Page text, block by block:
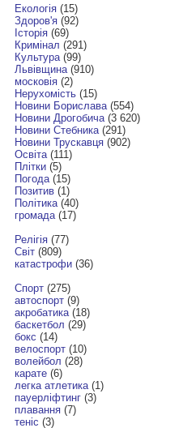
Екологія(15)
Здоров'я(92)
Історія(69)
Кримінал (291)
Культура(99)
Львівщина(910)
московія(2)
Нерухомість(15)
Новини Борислава(554)
Новини Дрогобича(3 620)
Новини Стебника(291)
Новини Трускавця(902)
Освіта(111)
Плітки(5)
Погода(15)
Позитив(1)
Політика(40)
громада(17)
Релігія(77)
Світ(809)
катастрофи(36)
Спорт(275)
автоспорт(9)
акробатика(18)
баскетбол (29)
бокс (14)
велоспорт(10)
волейбол (28)
карате(6)
легка атлетика(1)
пауерліфтинг(3)
плавання(7)
теніс (3)